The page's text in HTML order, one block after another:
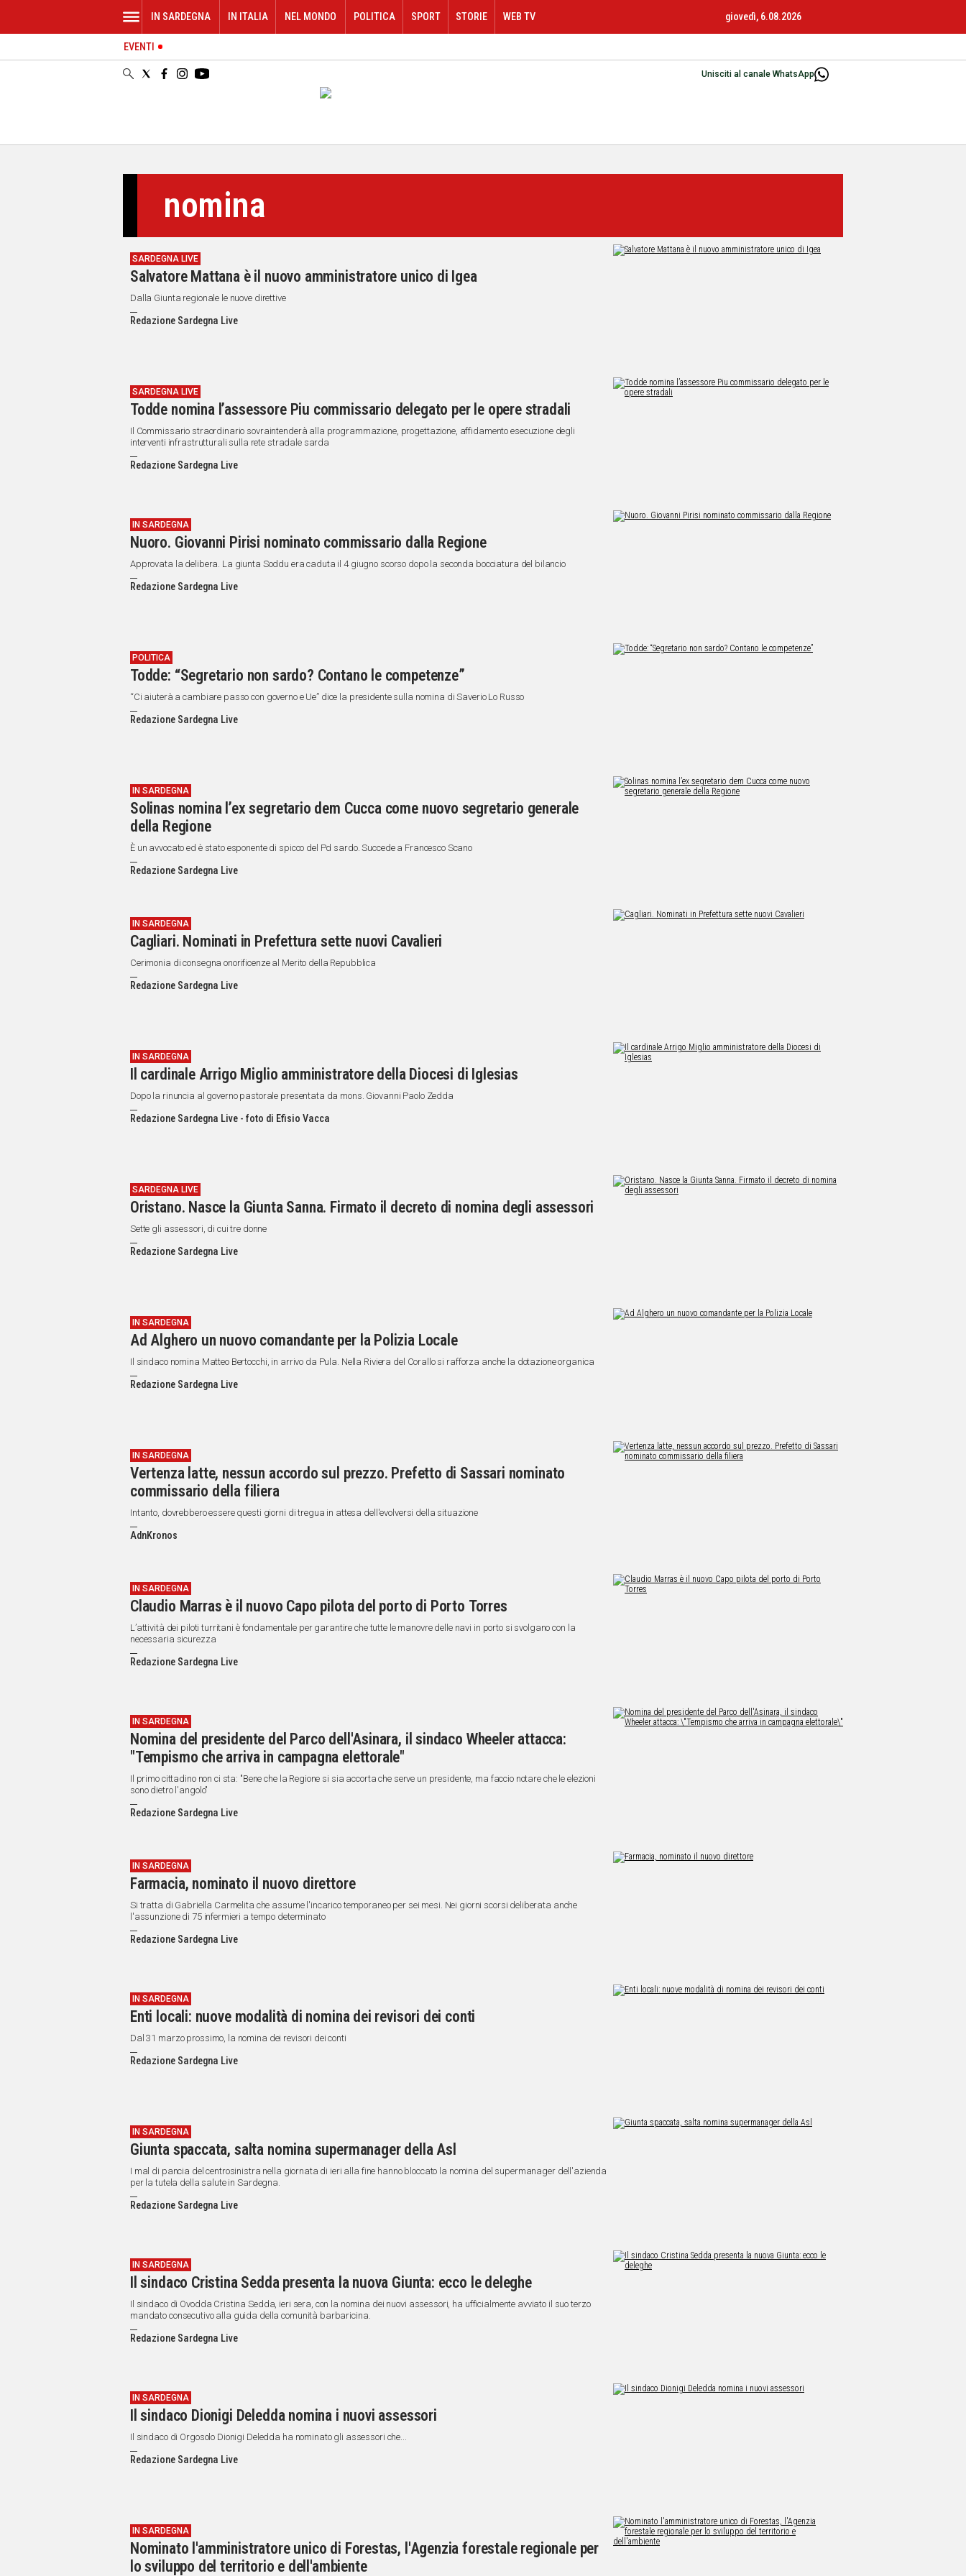
ORISTANO
Unisciti al canale WhatsApp
IN SARDEGNA IN ITALIA NEL MONDO POLITICA SPORT STORIE WEB TV giovedì, 6.08.2026
EVENTI
nomina
SARDEGNA LIVE
Salvatore Mattana è il nuovo amministratore unico di Igea
Dalla Giunta regionale le nuove direttive
Redazione Sardegna Live
SARDEGNA LIVE
Todde nomina l’assessore Piu commissario delegato per le opere stradali
Il Commissario straordinario sovraintenderà alla programmazione, progettazione, affidamento esecuzione degli
interventi infrastrutturali sulla rete stradale sarda
Redazione Sardegna Live
IN SARDEGNA
Nuoro. Giovanni Pirisi nominato commissario dalla Regione
Approvata la delibera. La giunta Soddu era caduta il 4 giugno scorso dopo la seconda bocciatura del bilancio
Redazione Sardegna Live
POLITICA
Todde: “Segretario non sardo? Contano le competenze”
“Ci aiuterà a cambiare passo con governo e Ue” dice la presidente sulla nomina di Saverio Lo Russo
Redazione Sardegna Live
IN SARDEGNA
Solinas nomina l’ex segretario dem Cucca come nuovo segretario generale
della Regione
È un avvocato ed è stato esponente di spicco del Pd sardo. Succede a Francesco Scano
Redazione Sardegna Live
IN SARDEGNA
Cagliari. Nominati in Prefettura sette nuovi Cavalieri
Cerimonia di consegna onorificenze al Merito della Repubblica
Redazione Sardegna Live
IN SARDEGNA
Il cardinale Arrigo Miglio amministratore della Diocesi di Iglesias
Dopo la rinuncia al governo pastorale presentata da mons. Giovanni Paolo Zedda
Redazione Sardegna Live - foto di Efisio Vacca
SARDEGNA LIVE
Oristano. Nasce la Giunta Sanna. Firmato il decreto di nomina degli assessori
Sette gli assessori, di cui tre donne
Redazione Sardegna Live
IN SARDEGNA
Ad Alghero un nuovo comandante per la Polizia Locale
Il sindaco nomina Matteo Bertocchi, in arrivo da Pula. Nella Riviera del Corallo si rafforza anche la dotazione organica
Redazione Sardegna Live
IN SARDEGNA
Vertenza latte, nessun accordo sul prezzo. Prefetto di Sassari nominato
commissario della filiera
Intanto, dovrebbero essere questi giorni di tregua in attesa dell'evolversi della situazione
AdnKronos
IN SARDEGNA
Claudio Marras è il nuovo Capo pilota del porto di Porto Torres
L’attività dei piloti turritani è fondamentale per garantire che tutte le manovre delle navi in porto si svolgano con la
necessaria sicurezza
Redazione Sardegna Live
IN SARDEGNA
Nomina del presidente del Parco dell'Asinara, il sindaco Wheeler attacca:
"Tempismo che arriva in campagna elettorale"
Il primo cittadino non ci sta: "Bene che la Regione si sia accorta che serve un presidente, ma faccio notare che le elezioni
sono dietro l'angolo"
Redazione Sardegna Live
IN SARDEGNA
Farmacia, nominato il nuovo direttore
Si tratta di Gabriella Carmelita che assume l'incarico temporaneo per sei mesi. Nei giorni scorsi deliberata anche
l'assunzione di 75 infermieri a tempo determinato
Redazione Sardegna Live
IN SARDEGNA
Enti locali: nuove modalità di nomina dei revisori dei conti
Dal 31 marzo prossimo, la nomina dei revisori dei conti
Redazione Sardegna Live
IN SARDEGNA
Giunta spaccata, salta nomina supermanager della Asl
I mal di pancia del centrosinistra nella giornata di ieri alla fine hanno bloccato la nomina del supermanager dell'azienda
per la tutela della salute in Sardegna.
Redazione Sardegna Live
IN SARDEGNA
Il sindaco Cristina Sedda presenta la nuova Giunta: ecco le deleghe
Il sindaco di Ovodda Cristina Sedda, ieri sera, con la nomina dei nuovi assessori, ha ufficialmente avviato il suo terzo
mandato consecutivo alla guida della comunità barbaricina.
Redazione Sardegna Live
IN SARDEGNA
Il sindaco Dionigi Deledda nomina i nuovi assessori
Il sindaco di Orgosolo Dionigi Deledda ha nominato gli assessori che...
Redazione Sardegna Live
IN SARDEGNA
Nominato l'amministratore unico di Forestas, l'Agenzia forestale regionale per
lo sviluppo del territorio e dell'ambiente